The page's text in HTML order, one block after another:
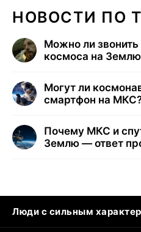
НОВОСТИ ПО
Можно ли звонить
космоса на Землю
Могут ли
смартфон на
Почему МКС и
Землю — ответ
Люди с сильным
Кошка писает на кровать